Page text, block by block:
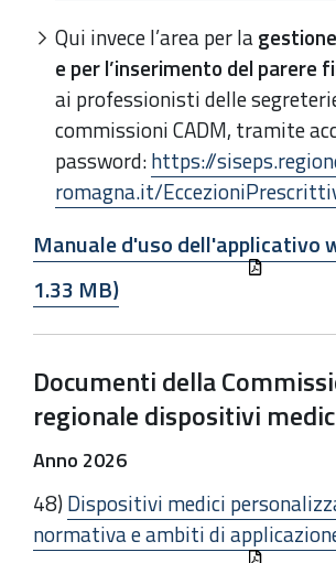
Qui invece l’area per la
e per l’inserimento del parere
ai professionisti delle
commissioni CADM, tramite
password:https://
romagna.it/
Manuale d'uso dell'applicativo
1.33 MB)
Documenti della
regionale dispositivi
Anno 2026
48)Dispositivi medici
normativa e ambiti di